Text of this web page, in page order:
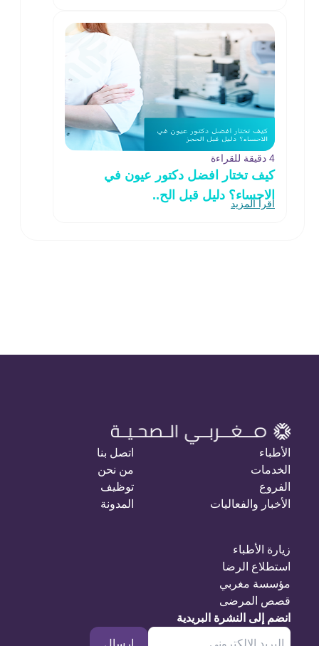
4 دقيقة للقراءة
كيف تختار افضل دكتور عيون في
الاحساء؟ دليل قبل الح..
اقرأ المزيد
الأطباء
الخدمات
الفروع
الأخبار والفعاليات
اتصل بنا
من نحن
توظيف
المدونة
زيارة الأطباء
استطلاع الرضا
مؤسسة مغربي
قصص المرضى
انضم إلى النشرة البريدية
إرسال